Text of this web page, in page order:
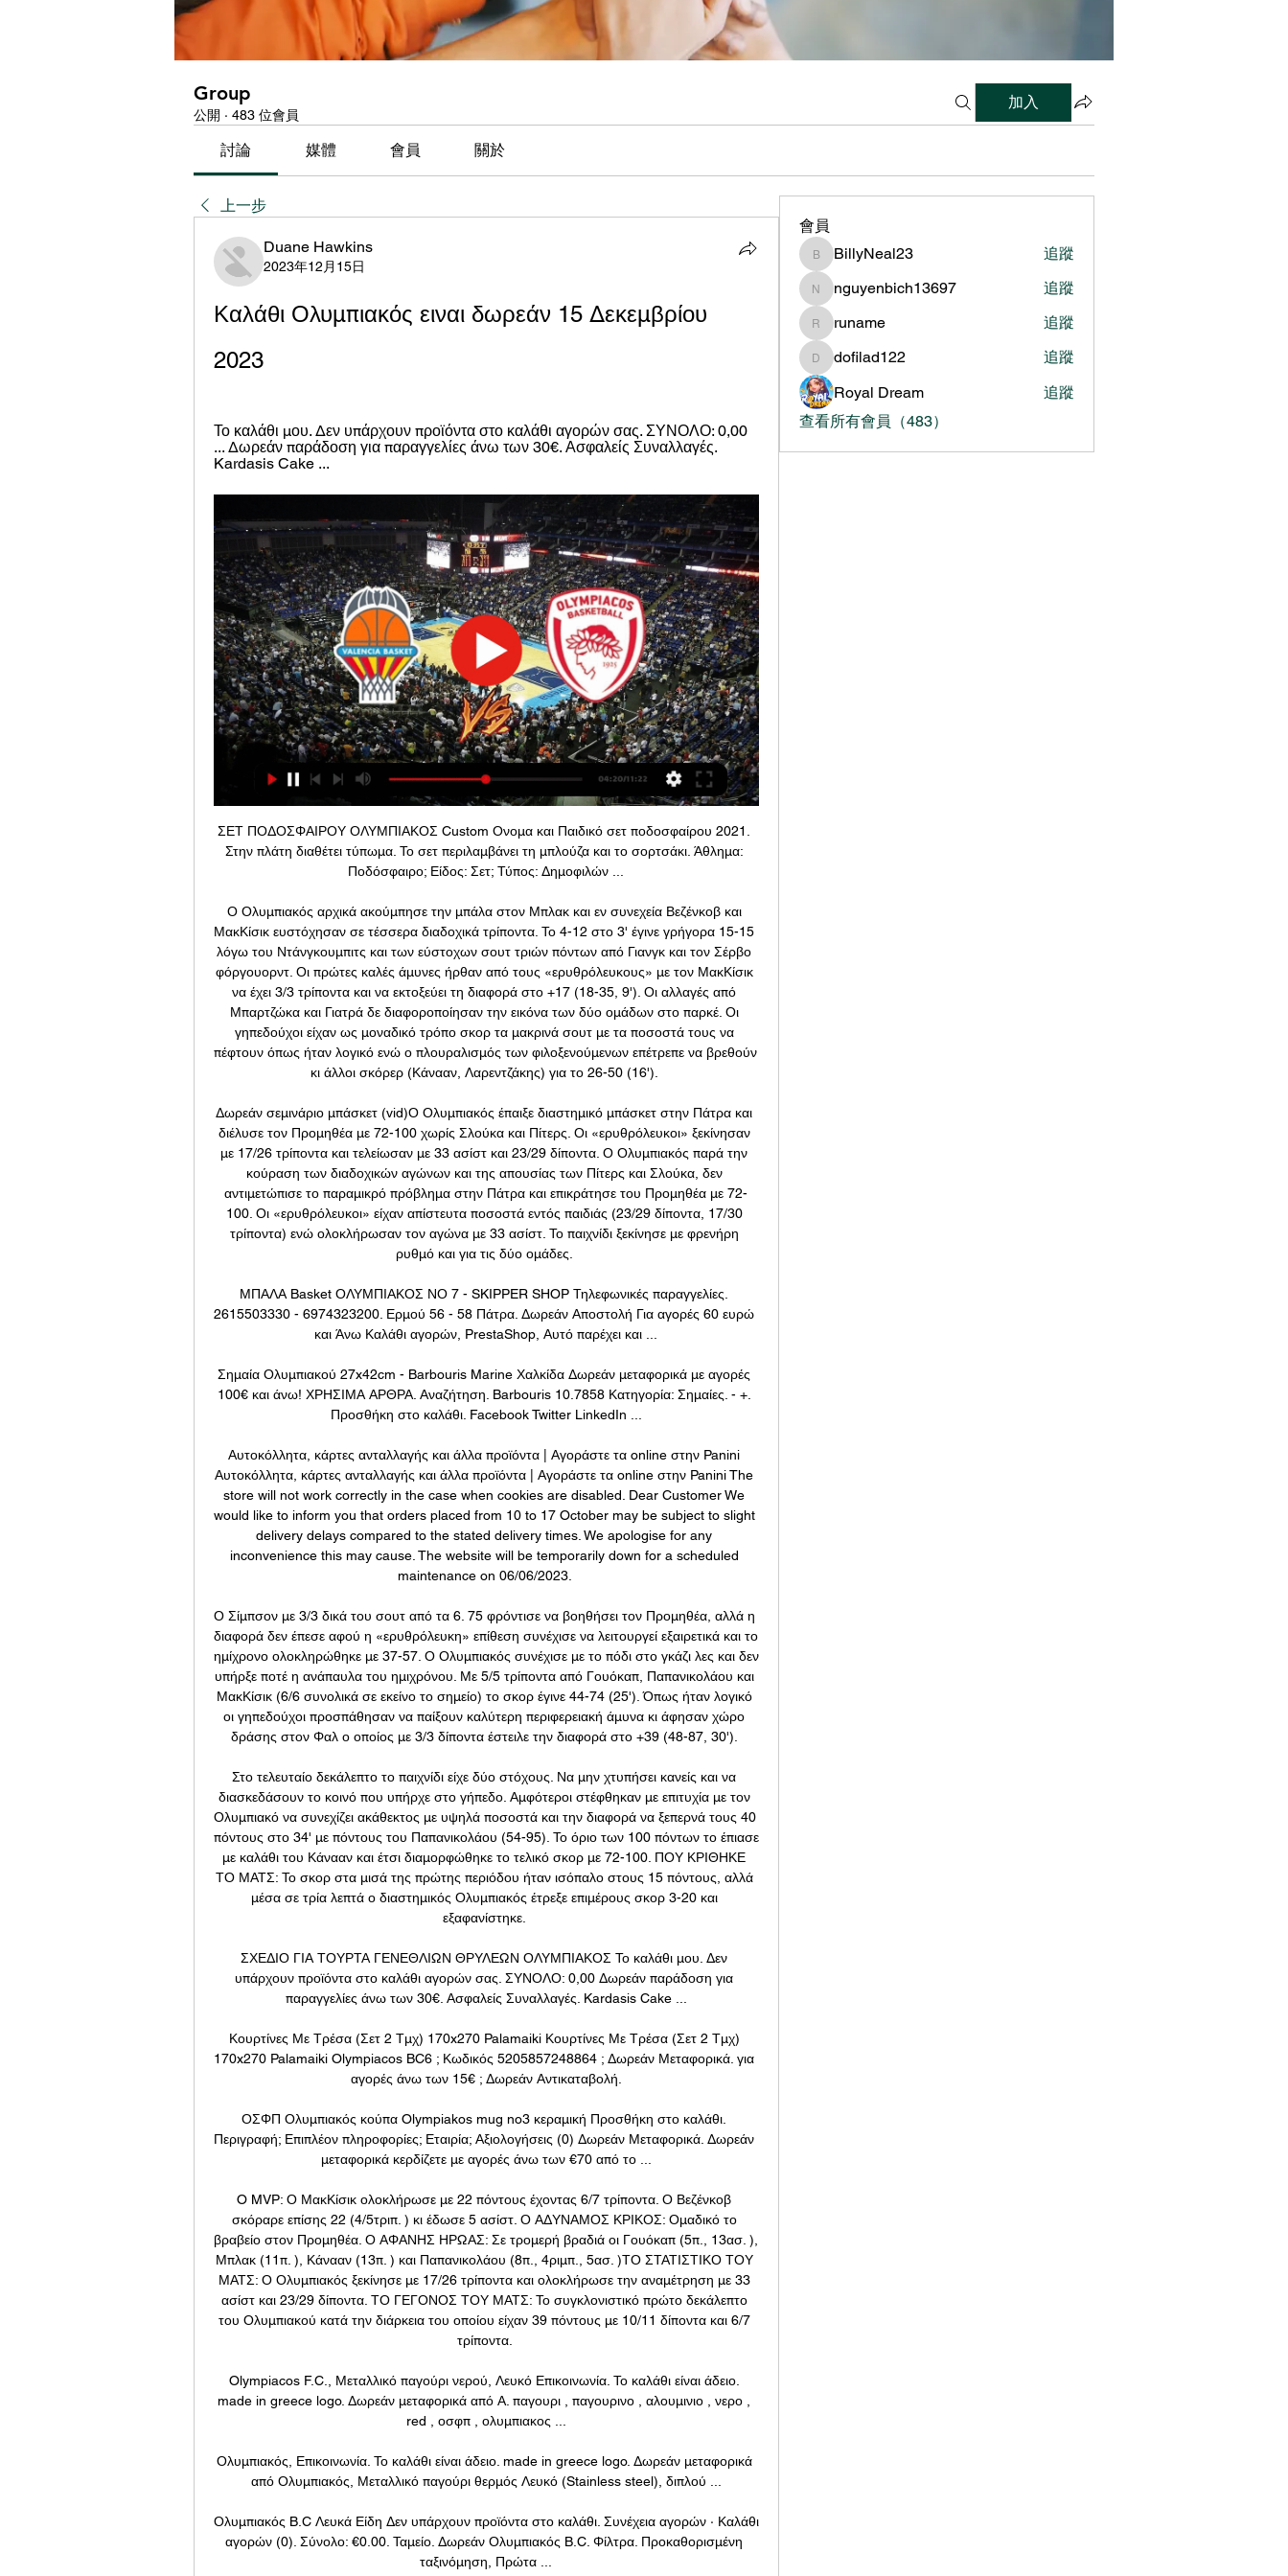
Group
公開 · 483 位會員
加入
討論 媒體 會員 關於
上一步
Duane Hawkins
2023年12月15日
Καλάθι Ολυμπιακός ειναι δωρεάν 15 Δεκεμβρίου
2023
Το καλάθι μου. Δεν υπάρχουν προϊόντα στο καλάθι αγορών σας. ΣΥΝΟΛΟ: 0,00
... Δωρεάν παράδοση για παραγγελίες άνω των 30€. Ασφαλείς Συναλλαγές.
Kardasis Cake ...
ΣΕΤ ΠΟΔΟΣΦΑΙΡΟΥ ΟΛΥΜΠΙΑΚΟΣ Custom Ονομα και Παιδικό σετ ποδοσφαίρου 2021.
Στην πλάτη διαθέτει τύπωμα. Το σετ περιλαμβάνει τη μπλούζα και το σορτσάκι. Άθλημα:
Ποδόσφαιρο; Είδος: Σετ; Τύπος: Δημοφιλών ...
Ο Ολυμπιακός αρχικά ακούμπησε την μπάλα στον Μπλακ και εν συνεχεία Βεζένκοβ και
ΜακΚίσικ ευστόχησαν σε τέσσερα διαδοχικά τρίποντα. Το 4-12 στο 3' έγινε γρήγορα 15-15
λόγω του Ντάνγκουμπιτς και των εύστοχων σουτ τριών πόντων από Γιανγκ και τον Σέρβο
φόργουορντ. Οι πρώτες καλές άμυνες ήρθαν από τους «ερυθρόλευκους» με τον ΜακΚίσικ
να έχει 3/3 τρίποντα και να εκτοξεύει τη διαφορά στο +17 (18-35, 9'). Οι αλλαγές από
Μπαρτζώκα και Γιατρά δε διαφοροποίησαν την εικόνα των δύο ομάδων στο παρκέ. Οι
γηπεδούχοι είχαν ως μοναδικό τρόπο σκορ τα μακρινά σουτ με τα ποσοστά τους να
πέφτουν όπως ήταν λογικό ενώ ο πλουραλισμός των φιλοξενούμενων επέτρεπε να βρεθούν
κι άλλοι σκόρερ (Κάνααν, Λαρεντζάκης) για το 26-50 (16').
Δωρεάν σεμινάριο μπάσκετ (vid)Ο Ολυμπιακός έπαιξε διαστημικό μπάσκετ στην Πάτρα και
διέλυσε τον Προμηθέα με 72-100 χωρίς Σλούκα και Πίτερς. Οι «ερυθρόλευκοι» ξεκίνησαν
με 17/26 τρίποντα και τελείωσαν με 33 ασίστ και 23/29 δίποντα. Ο Ολυμπιακός παρά την
κούραση των διαδοχικών αγώνων και της απουσίας των Πίτερς και Σλούκα, δεν
αντιμετώπισε το παραμικρό πρόβλημα στην Πάτρα και επικράτησε του Προμηθέα με 72-
100. Οι «ερυθρόλευκοι» είχαν απίστευτα ποσοστά εντός παιδιάς (23/29 δίποντα, 17/30
τρίποντα) ενώ ολοκλήρωσαν τον αγώνα με 33 ασίστ. Το παιχνίδι ξεκίνησε με φρενήρη
ρυθμό και για τις δύο ομάδες.
ΜΠΑΛΑ Basket ΟΛΥΜΠΙΑΚΟΣ ΝΟ 7 - SKIPPER SHOP Τηλεφωνικές παραγγελίες.
2615503330 - 6974323200. Ερμού 56 - 58 Πάτρα. Δωρεάν Αποστολή Για αγoρές 60 ευρώ
και Άνω Καλάθι αγορών, PrestaShop, Αυτό παρέχει και ...
Σημαία Ολυμπιακού 27x42cm - Barbouris Marine Χαλκίδα Δωρεάν μεταφορικά με αγορές
100€ και άνω! ΧΡΗΣΙΜΑ ΑΡΘΡΑ. Αναζήτηση. Barbouris 10.7858 Κατηγορία: Σημαίες. - +.
Προσθήκη στο καλάθι. Facebook Twitter LinkedIn ...
Αυτοκόλλητα, κάρτες ανταλλαγής και άλλα προϊόντα | Αγοράστε τα online στην Panini﻿
Αυτοκόλλητα, κάρτες ανταλλαγής και άλλα προϊόντα | Αγοράστε τα online στην Panini The
store will not work correctly in the case when cookies are disabled. Dear Customer We
would like to inform you that orders placed from 10 to 17 October may be subject to slight
delivery delays compared to the stated delivery times. We apologise for any
inconvenience this may cause. The website will be temporarily down for a scheduled
maintenance on 06/06/2023.
Ο Σίμπσον με 3/3 δικά του σουτ από τα 6. 75 φρόντισε να βοηθήσει τον Προμηθέα, αλλά η
διαφορά δεν έπεσε αφού η «ερυθρόλευκη» επίθεση συνέχισε να λειτουργεί εξαιρετικά και το
ημίχρονο ολοκληρώθηκε με 37-57. Ο Ολυμπιακός συνέχισε με το πόδι στο γκάζι λες και δεν
υπήρξε ποτέ η ανάπαυλα του ημιχρόνου. Με 5/5 τρίποντα από Γουόκαπ, Παπανικολάου και
ΜακΚίσικ (6/6 συνολικά σε εκείνο το σημείο) το σκορ έγινε 44-74 (25'). Όπως ήταν λογικό
οι γηπεδούχοι προσπάθησαν να παίξουν καλύτερη περιφερειακή άμυνα κι άφησαν χώρο
δράσης στον Φαλ ο οποίος με 3/3 δίποντα έστειλε την διαφορά στο +39 (48-87, 30').
Στο τελευταίο δεκάλεπτο το παιχνίδι είχε δύο στόχους. Να μην χτυπήσει κανείς και να
διασκεδάσουν το κοινό που υπήρχε στο γήπεδο. Αμφότεροι στέφθηκαν με επιτυχία με τον
Ολυμπιακό να συνεχίζει ακάθεκτος με υψηλά ποσοστά και την διαφορά να ξεπερνά τους 40
πόντους στο 34' με πόντους του Παπανικολάου (54-95). Το όριο των 100 πόντων το έπιασε
με καλάθι του Κάνααν και έτσι διαμορφώθηκε το τελικό σκορ με 72-100. ΠΟΥ ΚΡΙΘΗΚΕ
ΤΟ ΜΑΤΣ: Το σκορ στα μισά της πρώτης περιόδου ήταν ισόπαλο στους 15 πόντους, αλλά
μέσα σε τρία λεπτά ο διαστημικός Ολυμπιακός έτρεξε επιμέρους σκορ 3-20 και
εξαφανίστηκε.
ΣΧΕΔΙΟ ΓΙΑ ΤΟΥΡΤΑ ΓΕΝΕΘΛΙΩΝ ΘΡΥΛΕΩΝ ΟΛΥΜΠΙΑΚΟΣ Το καλάθι μου. Δεν
υπάρχουν προϊόντα στο καλάθι αγορών σας. ΣΥΝΟΛΟ: 0,00 Δωρεάν παράδοση για
παραγγελίες άνω των 30€. Ασφαλείς Συναλλαγές. Kardasis Cake ...
Κουρτίνες Με Τρέσα (Σετ 2 Τμχ) 170x270 Palamaiki Κουρτίνες Με Τρέσα (Σετ 2 Τμχ)
170x270 Palamaiki Olympiacos BC6 ; Κωδικός 5205857248864 ; Δωρεάν Μεταφορικά. για
αγορές άνω των 15€ ; Δωρεάν Αντικαταβολή.
ΟΣΦΠ Ολυμπιακός κούπα Olympiakos mug no3 κεραμική Προσθήκη στο καλάθι.
Περιγραφή; Επιπλέον πληροφορίες; Εταιρία; Αξιολογήσεις (0) Δωρεάν Μεταφορικά. Δωρεάν
μεταφορικά κερδίζετε με αγορές άνω των €70 από το ...
O MVP: Ο ΜακΚίσικ ολοκλήρωσε με 22 πόντους έχοντας 6/7 τρίποντα. Ο Βεζένκοβ
σκόραρε επίσης 22 (4/5τριπ. ) κι έδωσε 5 ασίστ. Ο ΑΔΥΝΑΜΟΣ ΚΡΙΚΟΣ: Ομαδικό το
βραβείο στον Προμηθέα. Ο ΑΦΑΝΗΣ ΗΡΩΑΣ: Σε τρομερή βραδιά οι Γουόκαπ (5π., 13ασ. ),
Μπλακ (11π. ), Κάνααν (13π. ) και Παπανικολάου (8π., 4ριμπ., 5ασ. )ΤΟ ΣΤΑΤΙΣΤΙΚΟ ΤΟΥ
ΜΑΤΣ: Ο Ολυμπιακός ξεκίνησε με 17/26 τρίποντα και ολοκλήρωσε την αναμέτρηση με 33
ασίστ και 23/29 δίποντα. ΤΟ ΓΕΓΟΝΟΣ ΤΟΥ ΜΑΤΣ: Το συγκλονιστικό πρώτο δεκάλεπτο
του Ολυμπιακού κατά την διάρκεια του οποίου είχαν 39 πόντους με 10/11 δίποντα και 6/7
τρίποντα.
Olympiacos F.C., Μεταλλικό παγούρι νερού, Λευκό Επικοινωνία. Το καλάθι είναι άδειο.
made in greece logo. Δωρεάν μεταφορικά από Α. παγουρι , παγουρινο , αλουμινιο , νερο ,
red , οσφπ , ολυμπιακος ...
Ολυμπιακός, Επικοινωνία. Το καλάθι είναι άδειο. made in greece logo. Δωρεάν μεταφορικά
από Ολυμπιακός, Μεταλλικό παγούρι θερμός Λευκό (Stainless steel), διπλού ...
Ολυμπιακός B.C Λευκά Είδη Δεν υπάρχουν προϊόντα στο καλάθι. Συνέχεια αγορών · Καλάθι
αγορών (0). Σύνολο: €0.00. Ταμείο. Δωρεάν Ολυμπιακός B.C. Φίλτρα. Προκαθορισμένη
ταξινόμηση, Πρώτα ...
會員
BillyNeal23
BillyNeal23 追蹤
nguyenbich13697
nguyenbich13697 追蹤
runame
runame 追蹤
dofilad122
dofilad122
追蹤
Royal Dream
追蹤
查看所有會員（483）